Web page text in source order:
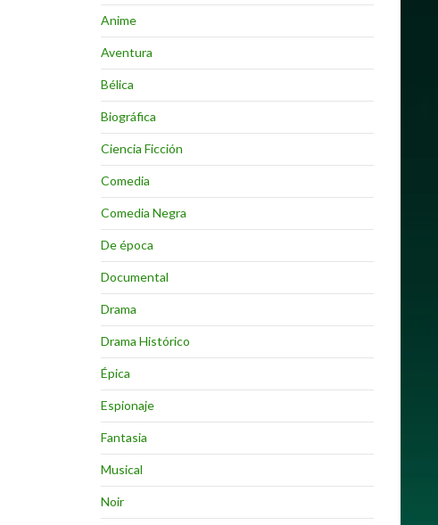
Anime
Aventura
Bélica
Biográfica
Ciencia Ficción
Comedia
Comedia Negra
De época
Documental
Drama
Drama Histórico
Épica
Espionaje
Fantasia
Musical
Noir